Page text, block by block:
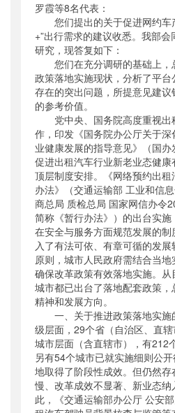
公开日期：2018年06月22
主题词：
网约
机构分类： 运输服务司
主题分类：公众参与
公文类型： 其他
罗霞等8名代表：
您们提出的关于促进网约车
+”出行需求的建议收悉。我部
研究，现答复如下：
您们在充分调研的基础上，
政策落地实施现状，分析了平
存在的突出问题，所提意见建
的参考价值。
党中央、国务院高度重视出
作，印发《国务院办公厅关于
业健康发展的指导意见》（国
促进出租汽车行业新老业态健
顶层制度安排。《网络预约出
办法》（交通运输部 工业和信
商总局 质检总局 国家网信办令
简称《暂行办法》）的出台实
在安全与服务方面规范发展的
入了有法可依、有章可循的发
原则，城市人民政府需结合当
确保改革政策有效落地实施。
城市都已出台了落地配套政策
精神和发展方向。
一、关于推进政策落地实施
级层面，29个省（自治区、直辖
城市层面（含直辖市），有212
另有54个城市已就实施细则公
地取得了阶段性成效。但仍然
慢、改革成效不显著、新业态
此，《交通运输部办公厅 公安